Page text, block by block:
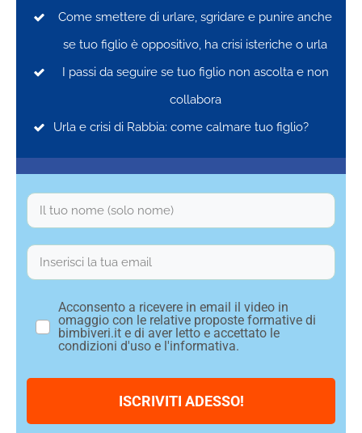
Come smettere di urlare, sgridare e punire anche
se tuo figlio è oppositivo, ha crisi isteriche o urla
I passi da seguire se tuo figlio non ascolta e non
collabora
Urla e crisi di Rabbia: come calmare tuo figlio?
Acconsento a ricevere in email il video in
omaggio con le relative proposte formative di
bimbiveri.it e di aver letto e accettato le
condizioni d'uso e l'informativa.
ISCRIVITI ADESSO!